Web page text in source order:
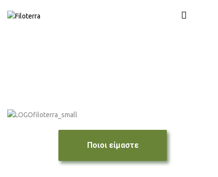
Ποιοι είμαστε